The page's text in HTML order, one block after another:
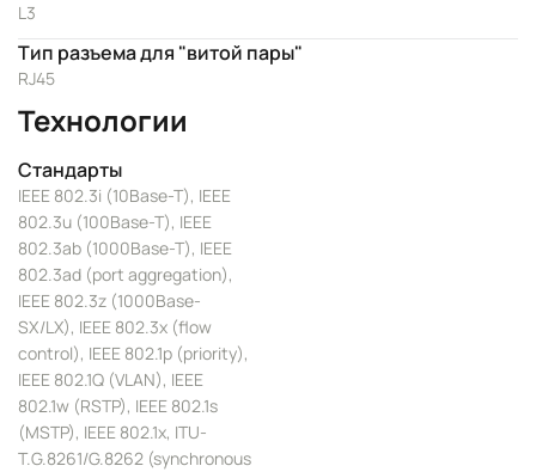
L3
Тип разъема для "витой пары"
RJ45
Технологии
Стандарты
IEEE 802.3i (10Base-T), IEEE
802.3u (100Base-T), IEEE
802.3ab (1000Base-T), IEEE
802.3ad (port aggregation),
IEEE 802.3z (1000Base-
SX/LX), IEEE 802.3x (flow
control), IEEE 802.1p (priority),
IEEE 802.1Q (VLAN), IEEE
802.1w (RSTP), IEEE 802.1s
(MSTP), IEEE 802.1x, ITU-
T.G.8261/G.8262 (synchronous